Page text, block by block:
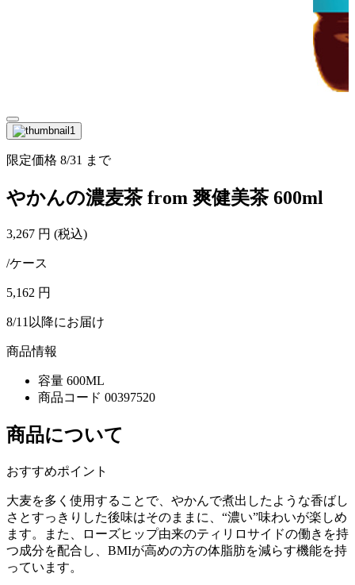
限定価格 8/31 まで
やかんの濃麦茶 from 爽健美茶 600ml
3,267 円 (税込)
/ケース
5,162 円
8/11以降にお届け
商品情報
容量 600ML
商品コード 00397520
商品について
おすすめポイント
大麦を多く使用することで、やかんで煮出したような香ばし
さとすっきりした後味はそのままに、“濃い”味わいが楽しめ
ます。また、ローズヒップ由来のティリロサイドの働きを持
つ成分を配合し、BMIが高めの方の体脂肪を減らす機能を持
っています。